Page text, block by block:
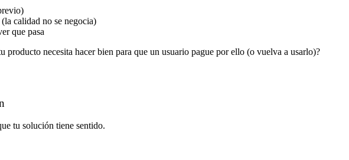
calidad no se negocia)
que pasa
producto necesita hacer bien para que un usuario pague por ello (o vuelva a usarlo)?
tu solución tiene sentido.